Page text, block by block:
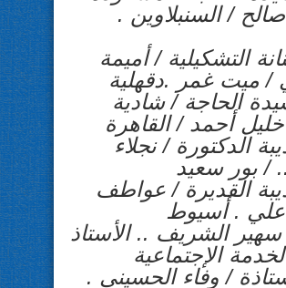
/ السنبلاوين .
التشكيلية / أميمة
/ ميت غمر .دقهلية
الحاجة / شادية
أحمد / القاهرة
الدكتورة / نجلاء
/ بور سعيد
القديرة / عواطف
. أسيوط
سهير الشريف .. الأستاذ
الإجتماعية
/ وفاء الحسيني .